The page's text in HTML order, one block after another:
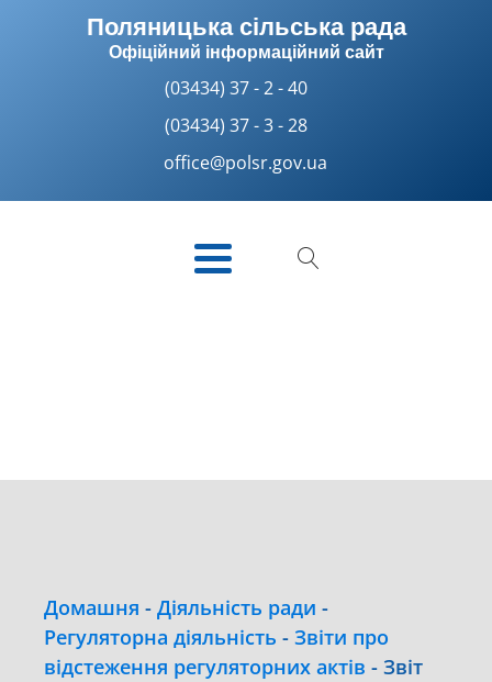
Поляницька сільська рада
Офіційний інформаційний сайт
(03434) 37 - 2 - 40
(03434) 37 - 3 - 28
office@polsr.gov.ua
Домашня - Діяльність ради -
Регуляторна діяльність - Звіти про
відстеження регуляторних актів - Звіт